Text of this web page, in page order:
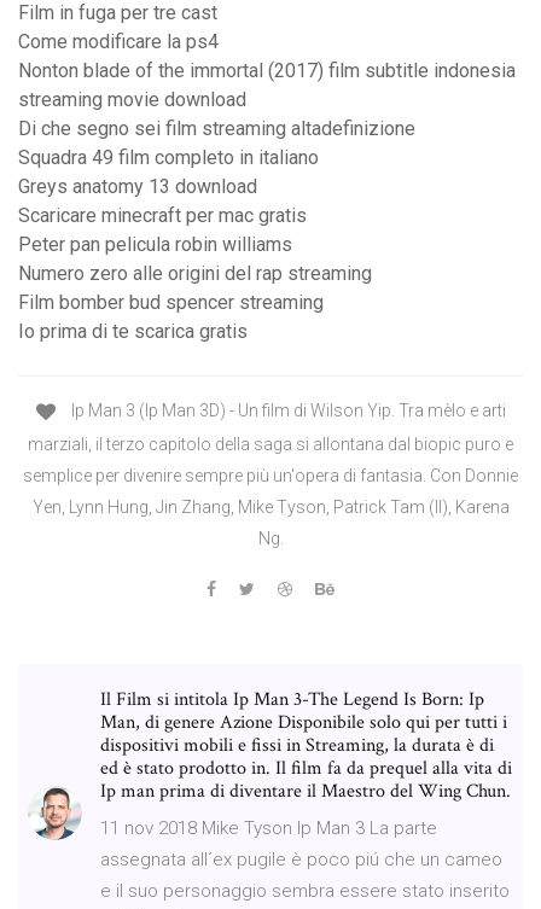
Film in fuga per tre cast
Come modificare la ps4
Nonton blade of the immortal (2017) film subtitle indonesia
streaming movie download
Di che segno sei film streaming altadefinizione
Squadra 49 film completo in italiano
Greys anatomy 13 download
Scaricare minecraft per mac gratis
Peter pan pelicula robin williams
Numero zero alle origini del rap streaming
Film bomber bud spencer streaming
Io prima di te scarica gratis
Ip Man 3 (Ip Man 3D) - Un film di Wilson Yip. Tra mèlo e arti
marziali, il terzo capitolo della saga si allontana dal biopic puro e
semplice per divenire sempre più un'opera di fantasia. Con Donnie
Yen, Lynn Hung, Jin Zhang, Mike Tyson, Patrick Tam (II), Karena
Ng.
Il Film si intitola Ip Man 3-The Legend Is Born: Ip
Man, di genere Azione Disponibile solo qui per tutti i
dispositivi mobili e fissi in Streaming, la durata è di
ed è stato prodotto in. Il film fa da prequel alla vita di
Ip man prima di diventare il Maestro del Wing Chun.
11 nov 2018 Mike Tyson Ip Man 3 La parte
assegnata all´ex pugile è poco piú che un cameo
e il suo personaggio sembra essere stato inserito